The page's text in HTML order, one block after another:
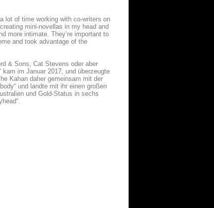
lot of time working with co-writers on
mini-novellas in my head and
more intimate. They’re important to
and took advantage of the
& Sons, Cat Stevens oder aber
kam im Januar 2017, und überzeugte
Kahan daher gemeinsam mit der
und landte mit ihr einen großen
und Gold-Status in sechs